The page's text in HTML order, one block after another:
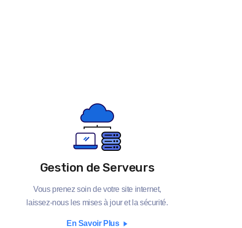
Gestion de Serveurs
Vous prenez soin de votre site internet,
laissez-nous les mises à jour et la sécurité.
En Savoir Plus